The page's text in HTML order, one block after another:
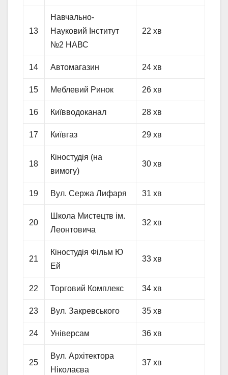
13
Навчально-
Науковий Інститут
№2 НАВС
22 хв
14 Автомагазин 24 хв
15 Меблевий Ринок 26 хв
16 Київводоканал 28 хв
17 Київгаз 29 хв
18
Кіностудія (на
вимогу)
30 хв
19 Вул. Сержа Лифаря 31 хв
20
Школа Мистецтв ім.
Леонтовича
32 хв
21
Кіностудія Фільм Ю
Ей
33 хв
22 Торговий Комплекс 34 хв
23 Вул. Закревського 35 хв
24 Універсам 36 хв
25
Вул. Архітектора
Ніколаєва
37 хв